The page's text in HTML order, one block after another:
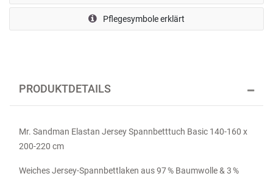
Pflegesymbole erklärt
PRODUKTDETAILS
Mr. Sandman Elastan Jersey Spannbetttuch Basic 140-160 x
200-220 cm
Weiches Jersey-Spannbettlaken aus 97 % Baumwolle & 3 %